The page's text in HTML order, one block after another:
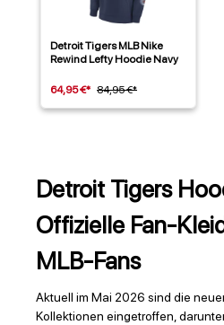
Detroit Tigers MLB Nike
Rewind Lefty Hoodie Navy
64,95 €* 84,95 €*
Detroit Tigers
Offizielle Fan-
MLB-Fans
Aktuell im Mai 2026 sind die
Kollektionen eingetroffen,